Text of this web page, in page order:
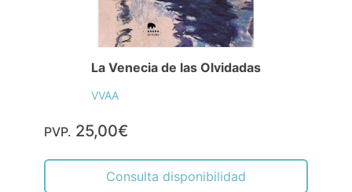
La Venecia de las Olvidadas
VVAA
PVP. 25,00€
Consulta disponibilidad